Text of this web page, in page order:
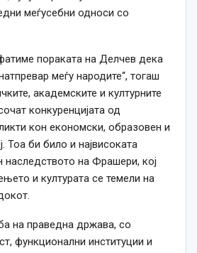
меѓусебни односи со
пораката на Делчев дека
меѓу народите“, тогаш
академските и културните
конкуренцијата од
кон економски, образовен и
Тоа би било и највисоката
на Фрашери, кој
и културата се темели на
на праведна држава, со
функционални институции и